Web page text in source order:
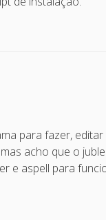
para fazer, editar
acho que o
e aspell para